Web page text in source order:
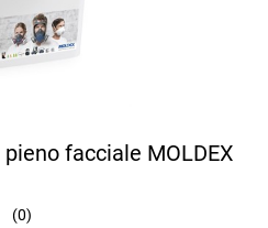
facciale MOLDEX
(0)